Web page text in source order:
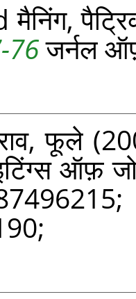
मैनिंग,
76जर्नल
फूले
ऑफ़